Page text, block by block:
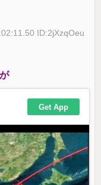
ID:2jXzqOeu